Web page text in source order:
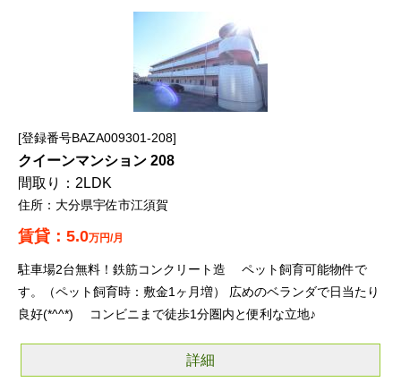
登録番号BAZA009301-208
クイーンマンション 208
2LDK
大分県宇佐市江須賀
5.0万円/月
駐車場2台無料！鉄筋コンクリート造 ペット飼育可能物件で
す。（ペット飼育時：敷金1ヶ月増） 広めのベランダで日当たり
良好(*^^*) コンビニまで徒歩1分圏内と便利な立地♪
詳細